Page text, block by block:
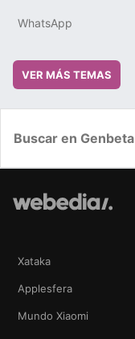
WhatsApp
VER MÁS TEMAS
Xataka
Applesfera
Mundo Xiaomi